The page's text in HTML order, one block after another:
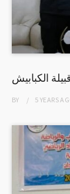
الكبابيش
BY 5 YEARS